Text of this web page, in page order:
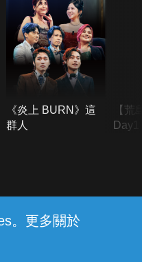
。更多關於
《炎上 BURN》這
群人
【荒